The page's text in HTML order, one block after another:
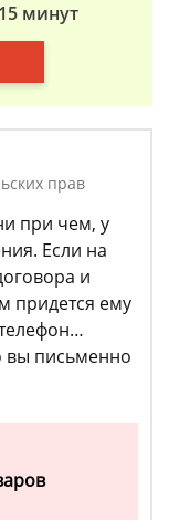
минут
прав
при чем, у
Если на
и
придется ему
вы письменно